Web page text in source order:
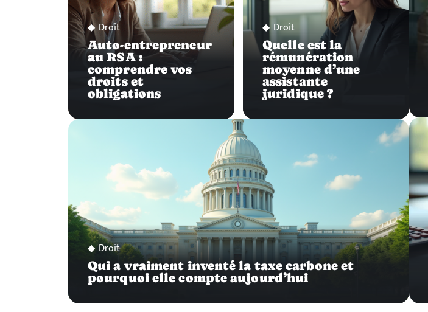
Droit
Auto-entrepreneur
au RSA :
comprendre vos
droits et
obligations
Droit
Quelle est la
rémunération
moyenne d’une
assistante
juridique ?
Droit
Qui a vraiment inventé la taxe carbone et
pourquoi elle compte aujourd’hui